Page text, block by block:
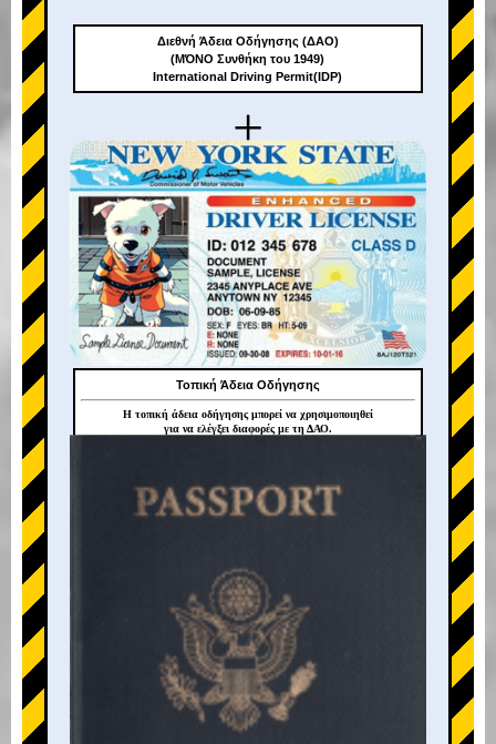
+
+
Διεθνή Άδεια Οδήγησης (ΔΑΟ)
(ΜΌΝΟ Συνθήκη του 1949)
International Driving Permit(IDP)
Τοπική Άδεια Οδήγησης
Η τοπική άδεια οδήγησης μπορεί να χρησιμοποιηθεί
για να ελέγξει διαφορές με τη ΔΑΟ.